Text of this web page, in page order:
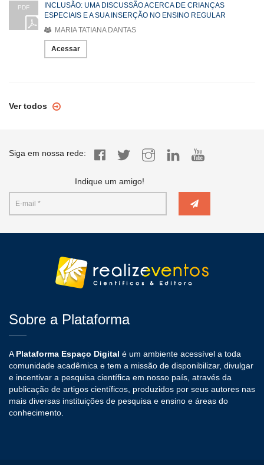
PDF
INCLUSÃO: UMA DISCUSSÃO ACERCA DE CRIANÇAS
ESPECIAIS E A SUA INSERÇÃO NO ENSINO REGULAR
MARIA TATIANA DANTAS
Acessar
Ver todos
Siga em nossa rede:
Indique um amigo!
Sobre a Plataforma
A Plataforma Espaço Digital é um ambiente acessível a toda
comunidade acadêmica e tem a missão de disponibilizar, divulgar
e incentivar a pesquisa científica em nosso país, através da
publicação de artigos científicos, produzidos por seus autores nas
mais diversas instituições de pesquisa e ensino e áreas do
conhecimento.